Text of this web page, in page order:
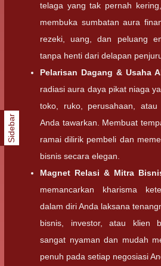
telaga yang tak pernah
membuka sumbatan aura
rezeki, uang, dan peluang
tanpa henti dari delapan
Pelarisan Dagang & Usaha
radiasi aura daya pikat niaga
toko, ruko, perusahaan,
Anda tawarkan. Membuat
ramai dilirik pembeli dan
bisnis secara elegan.
Magnet Relasi & Mitra
memancarkan kharisma
dalam diri Anda laksana
bisnis, investor, atau klien
sangat nyaman dan mudah
penuh pada setiap negosiasi
Sidebar